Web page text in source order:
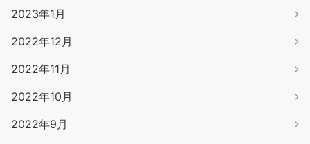
2023年1月
2022年12月
2022年11月
2022年10月
2022年9月